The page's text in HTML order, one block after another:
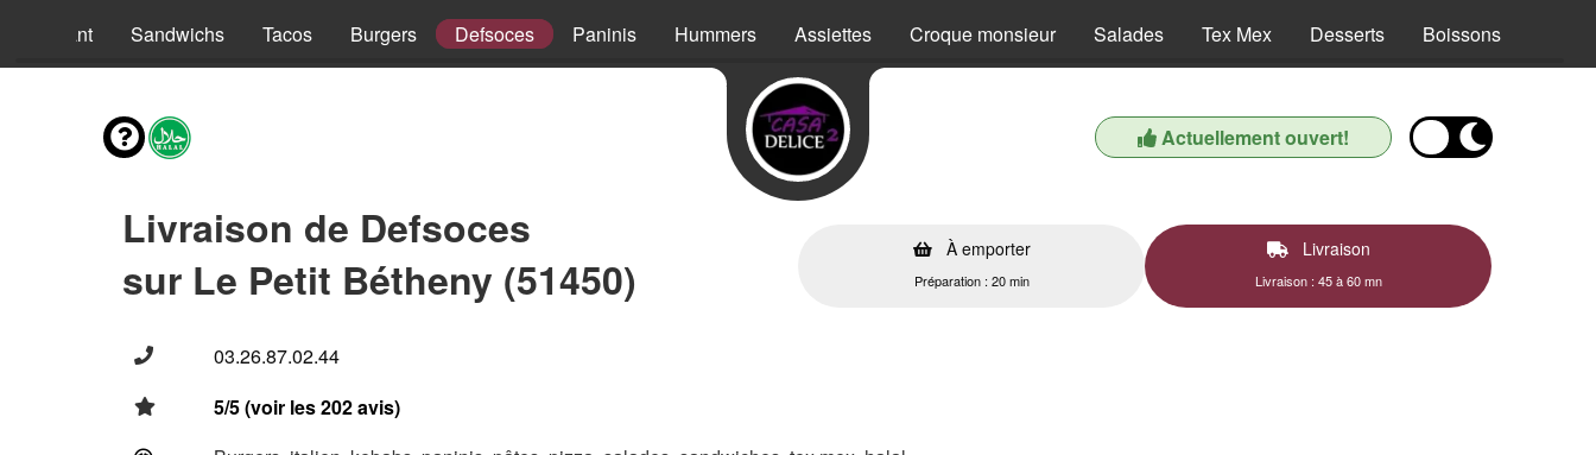
Enfant Sandwichs Tacos Burgers Defsoces Paninis Hummers Assiettes Croque monsieur Salades Tex Mex Desserts Boissons
Actuellement ouvert!
Livraison de Defsoces
sur Le Petit Bétheny (51450)
À emporter
Préparation : 20 min
Livraison
Livraison : 45 à 60 mn
03.26.87.02.44
5/5 (voir les 202 avis)